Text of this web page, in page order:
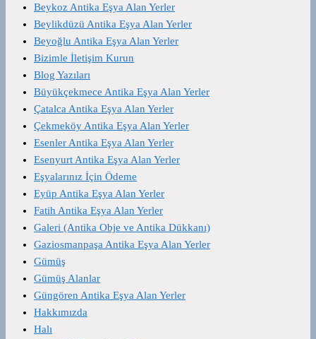
Beykoz Antika Eşya Alan Yerler
Beylikdüzü Antika Eşya Alan Yerler
Beyoğlu Antika Eşya Alan Yerler
Bizimle İletişim Kurun
Blog Yazıları
Büyükçekmece Antika Eşya Alan Yerler
Çatalca Antika Eşya Alan Yerler
Çekmeköy Antika Eşya Alan Yerler
Esenler Antika Eşya Alan Yerler
Esenyurt Antika Eşya Alan Yerler
Eşyalarınız İçin Ödeme
Eyüp Antika Eşya Alan Yerler
Fatih Antika Eşya Alan Yerler
Galeri (Antika Obje ve Antika Dükkanı)
Gaziosmanpaşa Antika Eşya Alan Yerler
Gümüş
Gümüş Alanlar
Güngören Antika Eşya Alan Yerler
Hakkımızda
Halı